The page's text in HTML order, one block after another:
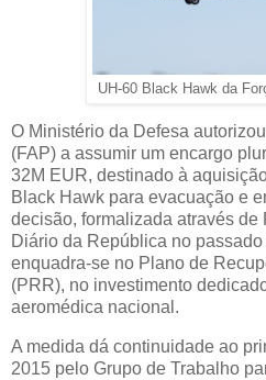
UH-60 Black Hawk da
O Ministério da Defesa
(FAP) a assumir um encargo
32M EUR, destinado à
Black Hawk para evacuação e
decisão, formalizada através de
Diário da República no
enquadra‑se no Plano de
(PRR), no investimento
aeromédica nacional.
A medida dá continuidade ao
2015 pelo Grupo de Trabalho